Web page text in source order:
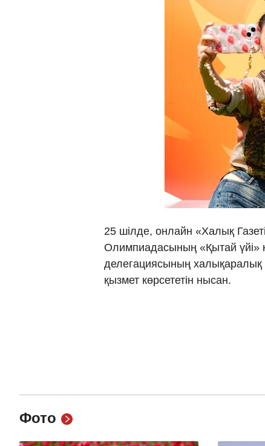
25 шілде, онлайн «Халық
Олимпиадасының «Қытай үйі»
делегациясының халықаралық
қызмет көрсететін нысан.
Фото